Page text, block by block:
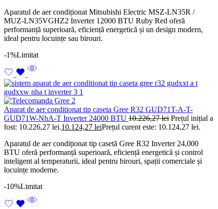
Aparatul de aer condiționat Mitsubishi Electric MSZ-LN35R /
MUZ-LN35VGHZ2 Inverter 12000 BTU Ruby Red oferă
performanță superioară, eficiență energetică și un design modern,
ideal pentru locuințe sau birouri.
-1%Limitat
Aparat de aer conditionat tip caseta Gree R32 GUD71T-A-T-
GUD71W-NhA-T Inverter 24000 BTU 10.226,27lei Prețul inițial a
fost: 10.226,27 lei.10.124,27 leiPrețul curent este: 10.124,27 lei.
Aparatul de aer condiționat tip casetă Gree R32 Inverter 24,000
BTU oferă performanță superioară, eficiență energetică și control
inteligent al temperaturii, ideal pentru birouri, spații comerciale și
locuințe moderne.
-10%Limitat